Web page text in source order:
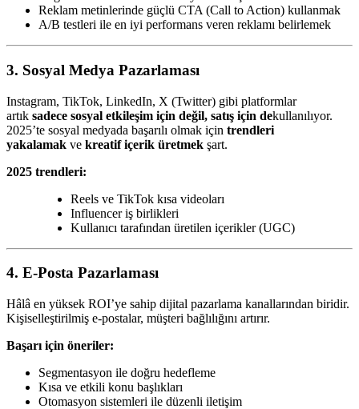
Reklam metinlerinde güçlü CTA (Call to Action) kullanmak
A/B testleri ile en iyi performans veren reklamı belirlemek
3. Sosyal Medya Pazarlaması
Instagram, TikTok, LinkedIn, X (Twitter) gibi platformlar
artık sadece sosyal etkileşim için değil, satış için dekullanılıyor.
2025’te sosyal medyada başarılı olmak için trendleri
yakalamak ve kreatif içerik üretmek şart.
2025 trendleri:
Reels ve TikTok kısa videoları
Influencer iş birlikleri
Kullanıcı tarafından üretilen içerikler (UGC)
4. E-Posta Pazarlaması
Hâlâ en yüksek ROI’ye sahip dijital pazarlama kanallarından biridir.
Kişiselleştirilmiş e-postalar, müşteri bağlılığını artırır.
Başarı için öneriler:
Segmentasyon ile doğru hedefleme
Kısa ve etkili konu başlıkları
Otomasyon sistemleri ile düzenli iletişim